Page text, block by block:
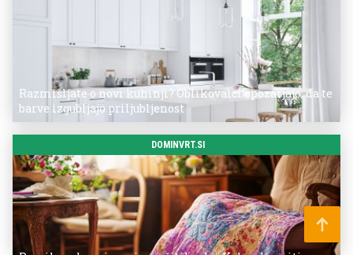
Razmišljate o novi kuhinji? Oblikovalci opozarjajo, da te
barve izgubljajo priljubljenost
DOMINVRT.SI